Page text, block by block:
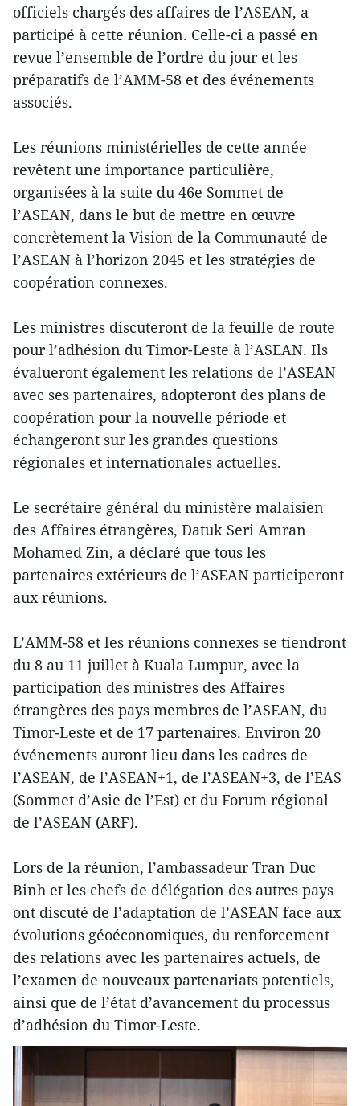
officiels chargés des affaires de l’ASEAN, a
participé à cette réunion. Celle-ci a passé en
revue l’ensemble de l’ordre du jour et les
préparatifs de l’AMM-58 et des événements
associés.
Les réunions ministérielles de cette année
revêtent une importance particulière,
organisées à la suite du 46e Sommet de
l’ASEAN, dans le but de mettre en œuvre
concrètement la Vision de la Communauté de
l’ASEAN à l’horizon 2045 et les stratégies de
coopération connexes.
Les ministres discuteront de la feuille de route
pour l’adhésion du Timor-Leste à l’ASEAN. Ils
évalueront également les relations de l’ASEAN
avec ses partenaires, adopteront des plans de
coopération pour la nouvelle période et
échangeront sur les grandes questions
régionales et internationales actuelles.
Le secrétaire général du ministère malaisien
des Affaires étrangères, Datuk Seri Amran
Mohamed Zin, a déclaré que tous les
partenaires extérieurs de l’ASEAN participeront
aux réunions.
L’AMM-58 et les réunions connexes se tiendront
du 8 au 11 juillet à Kuala Lumpur, avec la
participation des ministres des Affaires
étrangères des pays membres de l’ASEAN, du
Timor-Leste et de 17 partenaires. Environ 20
événements auront lieu dans les cadres de
l’ASEAN, de l’ASEAN+1, de l’ASEAN+3, de l’EAS
(Sommet d’Asie de l’Est) et du Forum régional
de l’ASEAN (ARF).
Lors de la réunion, l’ambassadeur Tran Duc
Binh et les chefs de délégation des autres pays
ont discuté de l’adaptation de l’ASEAN face aux
évolutions géoéconomiques, du renforcement
des relations avec les partenaires actuels, de
l’examen de nouveaux partenariats potentiels,
ainsi que de l’état d’avancement du processus
d’adhésion du Timor-Leste.